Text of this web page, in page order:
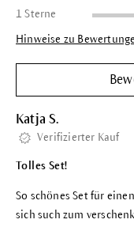
1 Sterne
Hinweise zu
Katja S.
Verifizierter Kauf
Tolles Set!
So schönes Set für
sich such zum